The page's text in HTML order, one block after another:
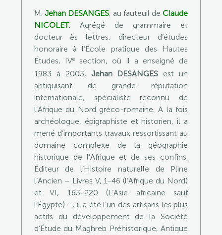
M. Jehan DESANGES, au fauteuil deClaude
NICOLET. Agrégé de grammaire et
docteur ès lettres, directeur d’études
honoraire à l’École pratique des Hautes
Études, IVesection, où il a enseigné de
1983 à 2003, Jehan DESANGES est un
antiquisant de grande réputation
internationale, spécialiste reconnu de
l’Afrique du Nord gréco-romaine. A la fois
archéologue, épigraphiste et historien, il a
mené d’importants travaux ressortissant au
domaine complexe de la géographie
historique de l’Afrique et de ses confins.
Éditeur de l’Histoire naturelle de Pline
l’Ancien – Livres V, 1-46 (l’Afrique du Nord)
et VI, 163-220 (L’Asie africaine sauf
l’Égypte) –, il a été l’un des artisans les plus
actifs du développement de la Société
d’Étude du Maghreb Préhistorique, Antique